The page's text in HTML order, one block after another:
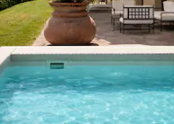
つ星中4.93つ星の平均評価